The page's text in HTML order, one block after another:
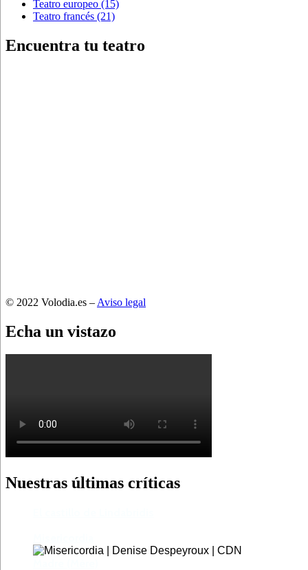
Teatro europeo (15)
Teatro francés (21)
Encuentra tu teatro
© 2022 Volodia.es – Aviso legal
Echa un vistazo
Nuestras últimas críticas